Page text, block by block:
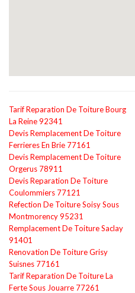
Tarif Reparation De Toiture Bourg
La Reine 92341
Devis Remplacement De Toiture
Ferrieres En Brie 77161
Devis Remplacement De Toiture
Orgerus 78911
Devis Reparation De Toiture
Coulommiers 77121
Refection De Toiture Soisy Sous
Montmorency 95231
Remplacement De Toiture Saclay
91401
Renovation De Toiture Grisy
Suisnes 77161
Tarif Reparation De Toiture La
Ferte Sous Jouarre 77261